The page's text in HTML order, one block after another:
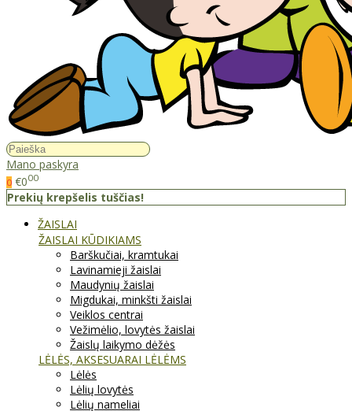
Mano paskyra
0 €000
Prekių krepšelis tuščias!
ŽAISLAI
ŽAISLAI KŪDIKIAMS
Barškučiai, kramtukai
Lavinamieji žaislai
Maudynių žaislai
Migdukai, minkšti žaislai
Veiklos centrai
Vežimėlio, lovytės žaislai
Žaislų laikymo dėžės
LĖLĖS, AKSESUARAI LĖLĖMS
Lėlės
Lėlių lovytės
Lėlių nameliai